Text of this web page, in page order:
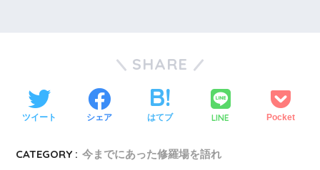
SHARE
ツイート シェア はてブ LINE Pocket
CATEGORY : 今までにあった修羅場を語れ